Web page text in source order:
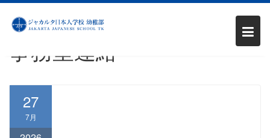
contentカテゴリー: 更新情報・
事務室連絡
27
7月